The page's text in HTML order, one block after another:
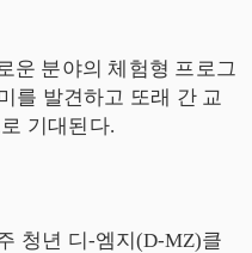
운 분야의 체험형 프로그
를 발견하고 또래 간 교
기대된다.
청년 디-엠지(D-MZ)클